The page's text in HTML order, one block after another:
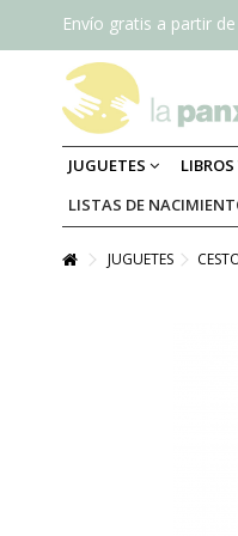
Envío gratis a partir
JUGUETES
LISTAS DE
JUGUETES